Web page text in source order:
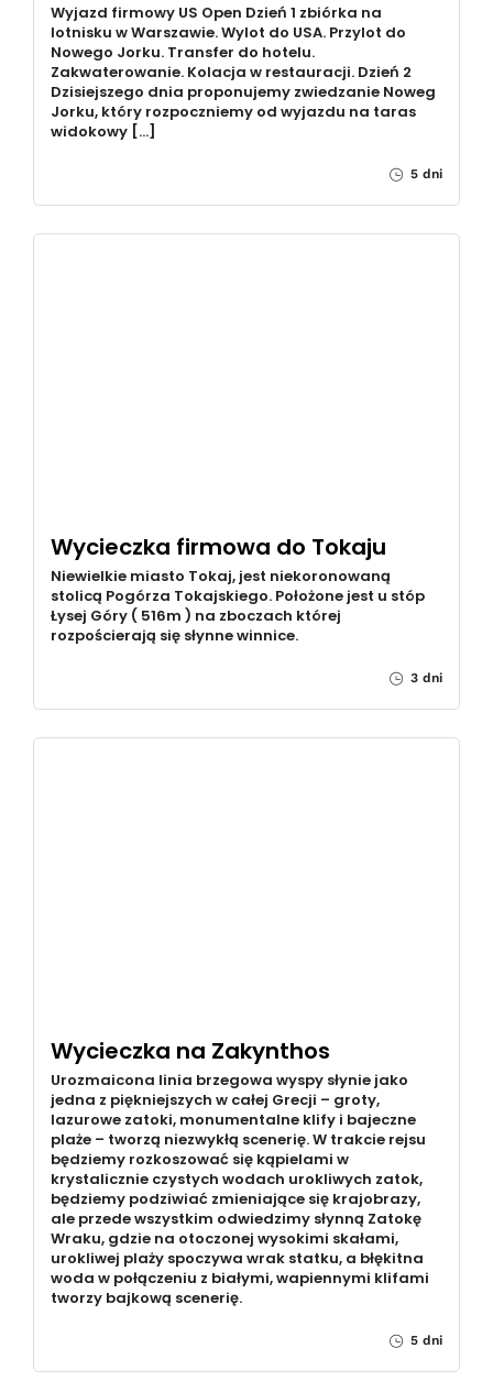
Wyjazd firmowy US Open Dzień 1 zbiórka na
lotnisku w Warszawie. Wylot do USA. Przylot do
Nowego Jorku. Transfer do hotelu.
Zakwaterowanie. Kolacja w restauracji. Dzień 2
Dzisiejszego dnia proponujemy zwiedzanie Noweg
Jorku, który rozpoczniemy od wyjazdu na taras
widokowy […]
5 dni
Wycieczka firmowa do Tokaju
Niewielkie miasto Tokaj, jest niekoronowaną
stolicą Pogórza Tokajskiego. Położone jest u stóp
Łysej Góry ( 516m ) na zboczach której
rozpościerają się słynne winnice.
3 dni
Wycieczka na Zakynthos
Urozmaicona linia brzegowa wyspy słynie jako
jedna z piękniejszych w całej Grecji – groty,
lazurowe zatoki, monumentalne klify i bajeczne
plaże – tworzą niezwykłą scenerię. W trakcie rejsu
będziemy rozkoszować się kąpielami w
krystalicznie czystych wodach urokliwych zatok,
będziemy podziwiać zmieniające się krajobrazy,
ale przede wszystkim odwiedzimy słynną Zatokę
Wraku, gdzie na otoczonej wysokimi skałami,
urokliwej plaży spoczywa wrak statku, a błękitna
woda w połączeniu z białymi, wapiennymi klifami
tworzy bajkową scenerię.
5 dni